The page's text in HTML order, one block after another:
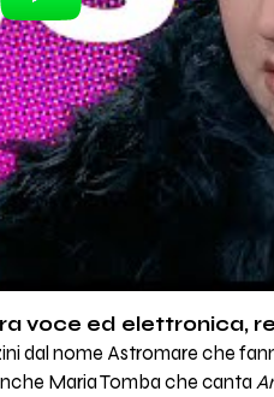
voce ed elettronica,
dal nome Astromare che
Maria Tomba che canta